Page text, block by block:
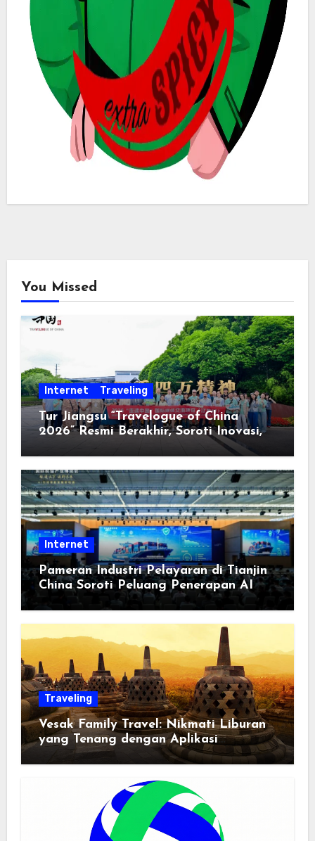
You Missed
Internet Traveling
Tur Jiangsu “Travelogue of China
2026” Resmi Berakhir, Soroti Inovasi,
Keterbukaan, dan Pembangunan
Berorientasi pada Masyarakat
Internet
Pameran Industri Pelayaran di Tianjin
China Soroti Peluang Penerapan AI
Traveling
Vesak Family Travel: Nikmati Liburan
yang Tenang dengan Aplikasi
Pemindai PDF